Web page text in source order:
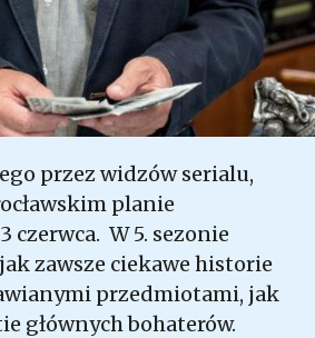
przez widzów serialu,
planie
czerwca. W 5. sezonie
zawsze ciekawe historie
przedmiotami, jak
głównych bohaterów.